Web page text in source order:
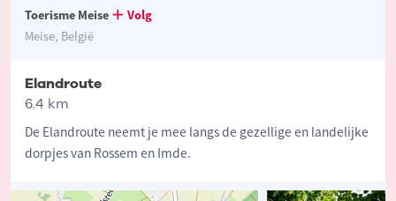
Toerisme Meise
Volg
Meise, België
Elandroute
6.4 km
De Elandroute neemt je mee langs de gezellige en landelijke
dorpjes van Rossem en Imde.